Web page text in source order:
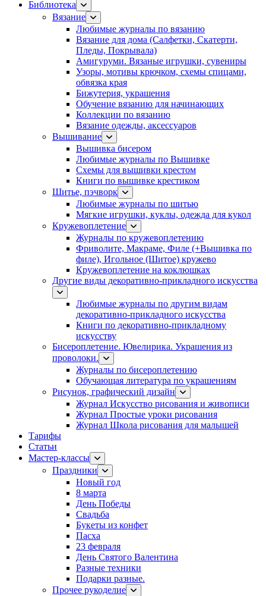
Библиотека
Вязание
Любимые журналы по вязанию
Вязание для дома (Салфетки, Скатерти,
Пледы, Покрывала)
Амигуруми. Вязаные игрушки, сувениры
Узоры, мотивы крючком, схемы спицами,
обвязка края
Бижутерия, украшения
Обучение вязанию для начинающих
Коллекции по вязанию
Вязание одежды, аксессуаров
Вышивание
Вышивка бисером
Любимые журналы по Вышивке
Схемы для вышивки крестом
Книги по вышивке крестиком
Шитье, пэчворк
Любимые журналы по шитью
Мягкие игрушки, куклы, одежда для кукол
Кружевоплетение
Журналы по кружевоплетению
Фриволите, Макраме, Филе (+Вышивка по
филе), Игольное (Шитое) кружево
Кружевоплетение на коклюшках
Другие виды декоративно-прикладного искусства
Любимые журналы по другим видам
декоративно-прикладного искусства
Книги по декоративно-прикладному
искусству
Бисероплетение. Ювелирика. Украшения из
проволоки.
Журналы по бисероплетению
Обучающая литература по украшениям
Рисунок, графический дизайн
Журнал Искусство рисования и живописи
Журнал Простые уроки рисования
Журнал Школа рисования для малышей
Тарифы
Статьи
Мастер-классы
Праздники
Новый год
8 марта
День Победы
Свадьба
Букеты из конфет
Пасха
23 февраля
День Святого Валентина
Разные техники
Подарки разные.
Прочее рукоделие